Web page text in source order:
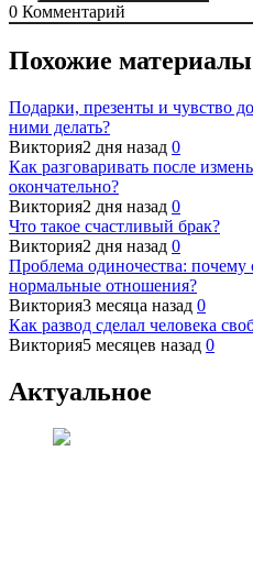
0 Комментарий
Похожие материалы
Подарки, презенты и чувство
ними делать?
Виктория2 дня назад 0
Как разговаривать после
окончательно?
Виктория2 дня назад 0
Что такое счастливый брак?
Виктория2 дня назад 0
Проблема одиночества: почему
нормальные отношения?
Виктория3 месяца назад 0
Как развод сделал человека
Виктория5 месяцев назад 0
Актуальное